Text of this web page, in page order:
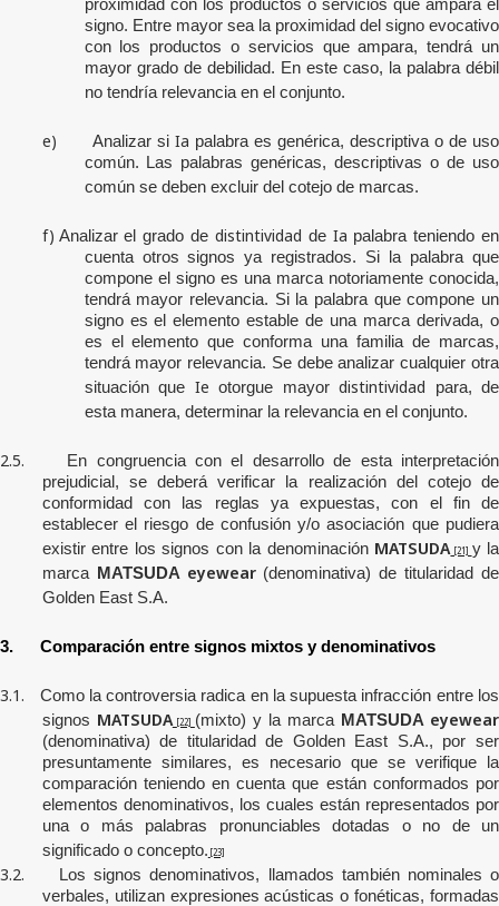
proximidad con los productos o servicios que ampara el
signo. Entre mayor sea la proximidad del signo evocativo
con los productos o servicios que ampara, tendrá un
mayor grado de debilidad. En este caso, la palabra débil
no tendría relevancia en el conjunto.
e) Analizar siIa palabra es genérica, descriptiva o de uso
común. Las palabras genéricas, descriptivas o de uso
común se deben excluir del cotejo de marcas.
f) Analizar el grado de distintividad de Ia palabra teniendo en
cuenta otros signos ya registrados. Si la palabra que
compone el signo es una marca notoriamente conocida,
tendrá mayor relevancia. Si la palabra que compone un
signo es el elemento estable de una marca derivada, o
es el elemento que conforma una familia de marcas,
tendrá mayor relevancia. Se debe analizar cualquier otra
situación que Ie otorgue mayordistintividad para, de
esta manera, determinar la relevancia en el conjunto.
2.5.
En congruencia con el desarrollo de esta interpretación
prejudicial, se deberá verificar la realización del cotejo de
conformidad con las reglas ya expuestas, con el fin de
establecer el riesgo de confusión y/o asociación que pudiera
existirentre lossignos con la denominación MATSUDA [21] y la
marca
MATSUDA eyewear (denominativa) de titularidad de
Golden East S.A.
3. Comparación entre signos mixtos y denominativos
3.1. Como la controversia radica en la supuesta infracción entre los
signos MATSUDA [22] (mixto) y la marca MATSUDA eyewear
(denominativa) de titularidad de Golden East S.A., por ser
presuntamentesimilares, es necesario que se verifique la
comparación teniendo en cuenta que están conformados por
elementos denominativos, los cuales están representados por
una o más palabras pronunciables dotadas o no de un
significado o concepto. [23]
3.2.
Los signos denominativos, llamados también nominales o
verbales, utilizan expresiones acústicas o fonéticas, formadas